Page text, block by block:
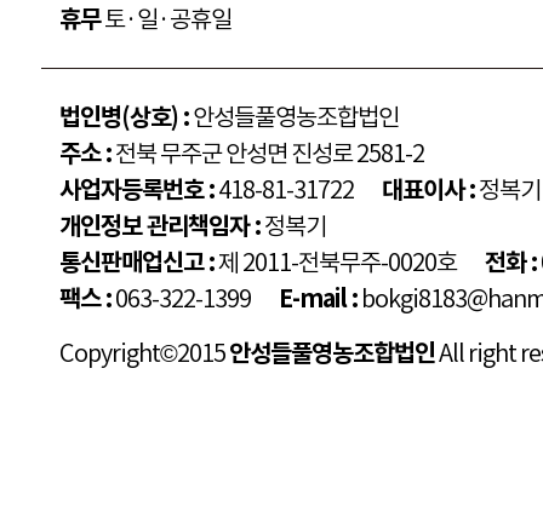
휴무토·일·공휴일
법인병(상호) :안성들풀영농조합법인
주소 :전북 무주군 안성면 진성로 2581-2
사업자등록번호 :418-81-31722 대표이사 :정복기
개인정보 관리책임자 :정복기
통신판매업신고 :제 2011-전북무주-0020호 전화 :
팩스 :063-322-1399 E-mail :
Copyright©2015안성들풀영농조합법인All right